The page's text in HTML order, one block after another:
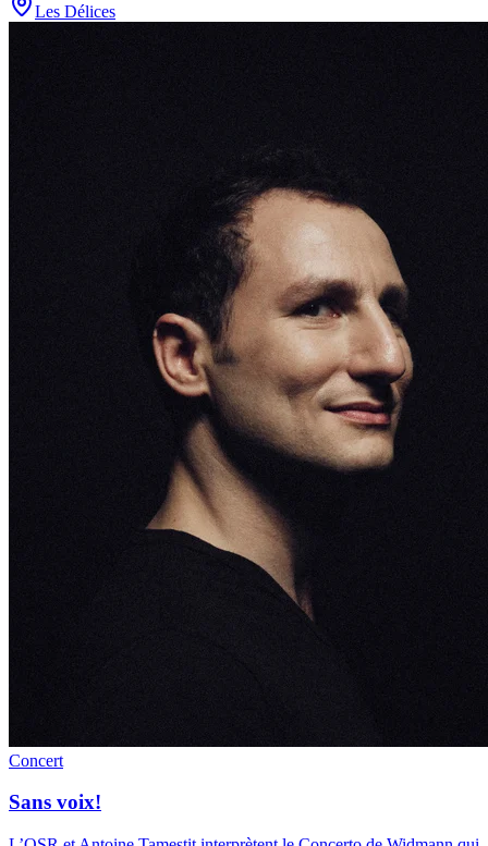
Les Délices
Concert
Sans voix!